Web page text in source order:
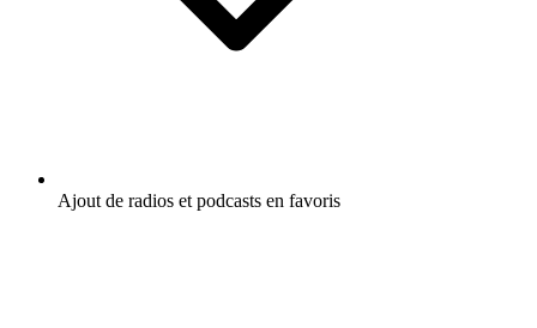
Ajout de radios et podcasts en favoris